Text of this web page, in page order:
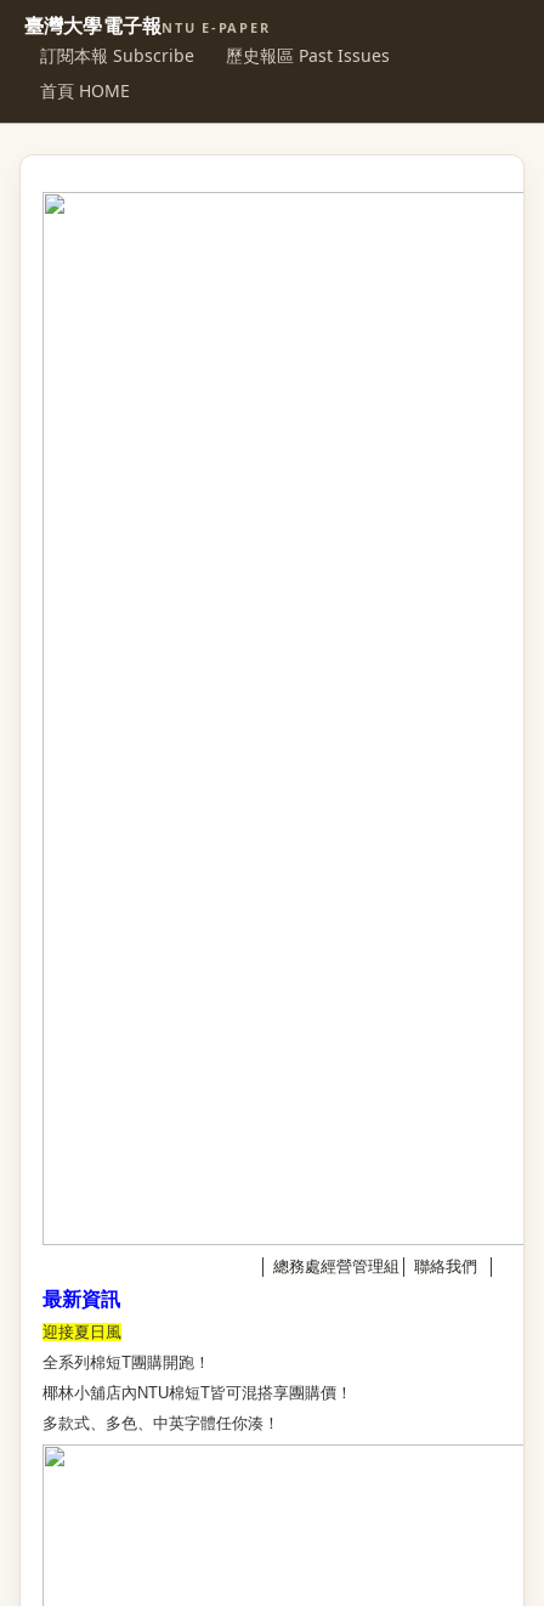
臺灣大學電子報NTU E-PAPER
訂閱本報 Subscribe
歷史報區 Past Issues
首頁 HOME
總務處經營管理組 聯絡我們
最新資訊
迎接夏日風
全系列棉短T團購開跑！
椰林小舖店內NTU棉短T皆可混搭享團購價！
多款式、多色、中英字體任你湊！